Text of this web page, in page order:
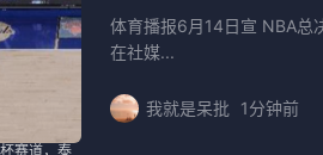
体育播报6月14日宣 NBA总
在社媒...
我就是呆批 1分钟前